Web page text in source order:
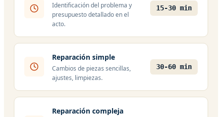
Identificación del problema y
presupuesto detallado en el
acto.
15-30 min
Reparación simple
Cambios de piezas sencillas,
ajustes, limpiezas.
30-60 min
Reparación compleja